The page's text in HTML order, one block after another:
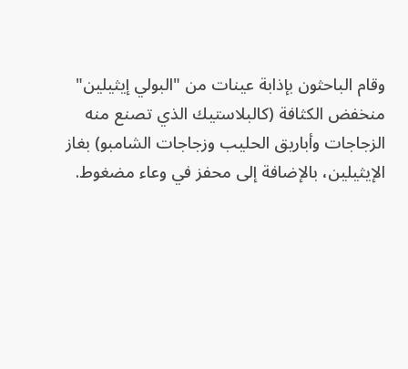
وقام الباحثون بإذابة عينات من "البولي إيثيلين"
منخفض الكثافة (كالبلاستيك الذي تصنع منه
الزجاجات وأباريق الحليب وزجاجات الشامبو) بغاز
الإيثيلين، بالإضافة إلى محفز في وعاء مضغوط.